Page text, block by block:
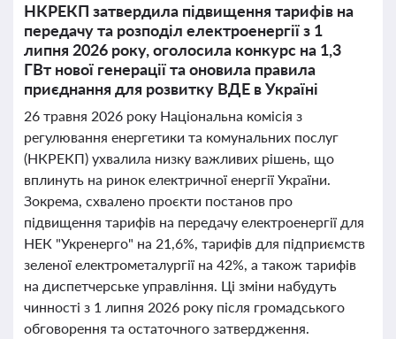
НКРЕКП затвердила підвищення тарифів на
передачу та розподіл електроенергії з 1
липня 2026 року, оголосила конкурс на 1,3
ГВт нової генерації та оновила правила
приєднання для розвитку ВДЕ в Україні
26 травня 2026 року Національна комісія з
регулювання енергетики та комунальних послуг
(НКРЕКП) ухвалила низку важливих рішень, що
вплинуть на ринок електричної енергії України.
Зокрема, схвалено проєкти постанов про
підвищення тарифів на передачу електроенергії для
НЕК "Укренерго" на 21,6%, тарифів для підприємств
зеленої електрометалургії на 42%, а також тарифів
на диспетчерське управління. Ці зміни набудуть
чинності з 1 липня 2026 року після громадського
обговорення та остаточного затвердження.